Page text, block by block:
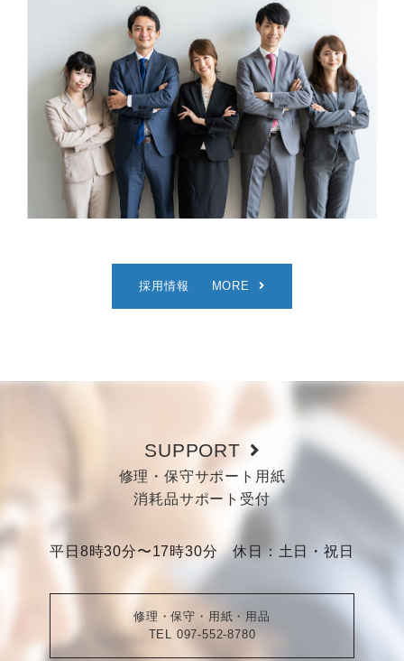
採用情報 MORE
SUPPORT
修理・保守サポート用紙
消耗品サポート受付
平日8時30分〜17時30分 休日：土日・祝日
修理・保守・用紙・用品
TEL 097-552-8780